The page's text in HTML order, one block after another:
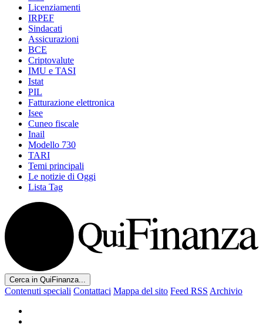
Licenziamenti
IRPEF
Sindacati
Assicurazioni
BCE
Criptovalute
IMU e TASI
Istat
PIL
Fatturazione elettronica
Isee
Cuneo fiscale
Inail
Modello 730
TARI
Temi principali
Le notizie di Oggi
Lista Tag
Cerca in QuiFinanza...
Contenuti speciali Contattaci Mappa del sito Feed RSS Archivio